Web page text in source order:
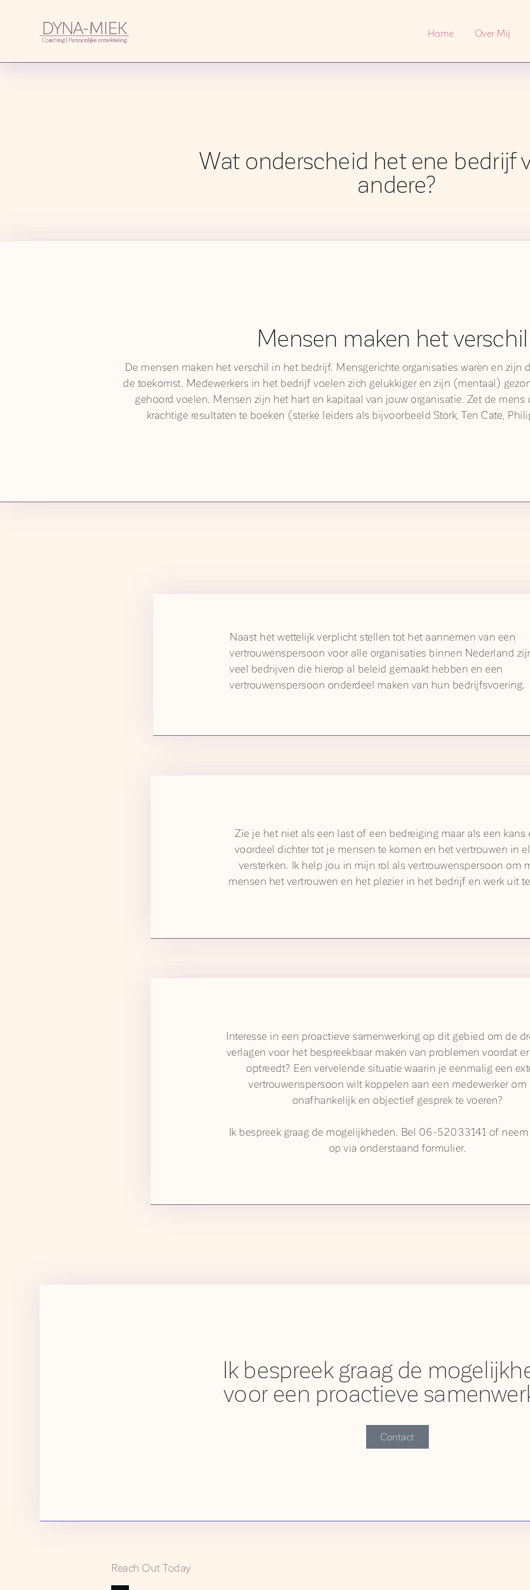
Home Over Mij
Wat onderscheid het ene bedrijf
andere?
Mensen maken het
De mensen maken het verschil in het bedrijf. Mensgerichte organisaties waren en zijn
de toekomst. Medewerkers in het bedrijf voelen zich gelukkiger en zijn (mentaal)
gehoord voelen. Mensen zijn het hart en kapitaal van jouw organisatie. Zet de
krachtige resultaten te boeken (sterke leiders als bijvoorbeeld Stork, Ten Cate,
Naast het wettelijk verplicht stellen tot het aannemen van een
vertrouwenspersoon voor alle organisaties binnen Nederland
veel bedrijven die hierop al beleid gemaakt hebben en een
vertrouwenspersoon onderdeel maken van hun bedrijfsvoering.
Zie je het niet als een last of een bedreiging maar als een kans
voordeel dichter tot je mensen te komen en het vertrouwen in
versterken. Ik help jou in mijn rol als vertrouwenspersoon om
mensen het vertrouwen en het plezier in het bedrijf en werk uit
Interesse in een proactieve samenwerking op dit gebied om de
verlagen voor het bespreekbaar maken van problemen voordat
optreedt? Een vervelende situatie waarin je eenmalig een
vertrouwenspersoon wilt koppelen aan een medewerker om
onafhankelijk en objectief gesprek te voeren?
Ik bespreek graag de mogelijkheden. Bel 06-52033141 of
op via onderstaand formulier.
Ik bespreek graag de
voor een proactieve
Contact
Reach Out Today